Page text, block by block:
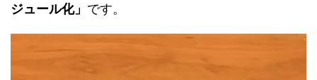
ジュール化」 です。